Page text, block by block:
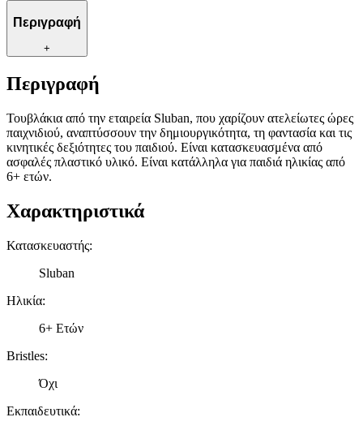
Περιγραφή
+
Περιγραφή
Τουβλάκια από την εταιρεία Sluban, που χαρίζουν ατελείωτες ώρες
παιχνιδιού, αναπτύσσουν την δημιουργικότητα, τη φαντασία και τις
κινητικές δεξιότητες του παιδιού. Είναι κατασκευασμένα από
ασφαλές πλαστικό υλικό. Είναι κατάλληλα για παιδιά ηλικίας από
6+ ετών.
Χαρακτηριστικά
Κατασκευαστής:
Sluban
Ηλικία:
6+ Ετών
Bristles:
Όχι
Εκπαιδευτικά: